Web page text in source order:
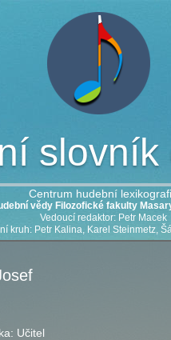
Centrum hudební
vědy Filozofické fakulty
Vedoucí redaktor: Petr Macek
kruh: Petr Kalina, Karel Steinmetz,
Učitel